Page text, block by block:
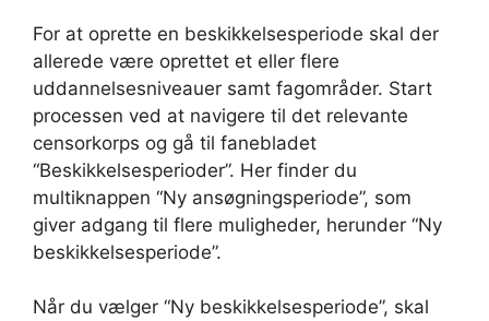
For at oprette en beskikkelsesperiode skal der
allerede være oprettet et eller flere
uddannelsesniveauer samt fagområder. Start
processen ved at navigere til det relevante
censorkorps og gå til fanebladet
“Beskikkelsesperioder”. Her finder du
multiknappen “Ny ansøgningsperiode”, som
giver adgang til flere muligheder, herunder “Ny
beskikkelsesperiode”.
Når du vælger “Ny beskikkelsesperiode”, skal